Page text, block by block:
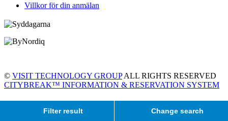
Filter result Change search
Villkor för din anmälan
© VISIT TECHNOLOGY GROUPALL RIGHTS RESERVED
CITYBREAK™ INFORMATION & RESERVATION SYSTEM